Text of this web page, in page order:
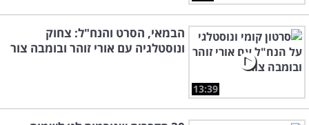
13:39
הבמאי, הסרט והנח"ל: צחוק
ונוסטלגיה עם אורי זוהר ובומבה צור